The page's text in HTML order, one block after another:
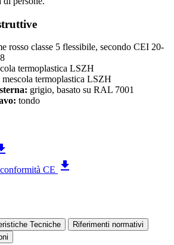
rosso classe 5 flessibile, secondo CEI 20-
termoplastica LSZH
mescola termoplastica LSZH
grigio, basato su RAL 7001
tondo
CE file_download
Tecniche
Riferimenti normativi